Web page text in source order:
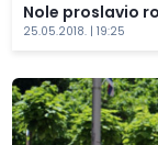
Nole proslavio
25.05.2018. | 19:25